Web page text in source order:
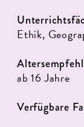
Ethik,
ab 16 Jahre
Verfügbare